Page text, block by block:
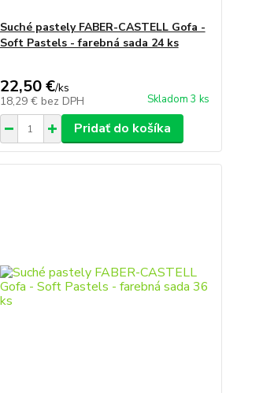
Suché pastely FABER-CASTELL Gofa -
Soft Pastels - farebná sada 24 ks
22,50 €/ks
18,29 € bez DPH Skladom 3 ks
Pridať do košíka